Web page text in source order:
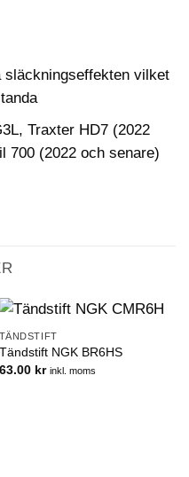
släckningseffekten vilket
Traxter HD7 (2022
700 (2022 och senare)
TÄNDSTIFT
Tändstift NGK BR6HS
63.00 kr inkl. moms